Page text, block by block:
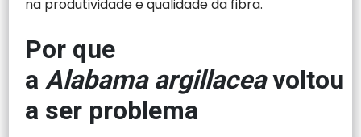
na produtividade e qualidade da fibra.
Por que
aAlabama argillaceavoltou
a ser problema